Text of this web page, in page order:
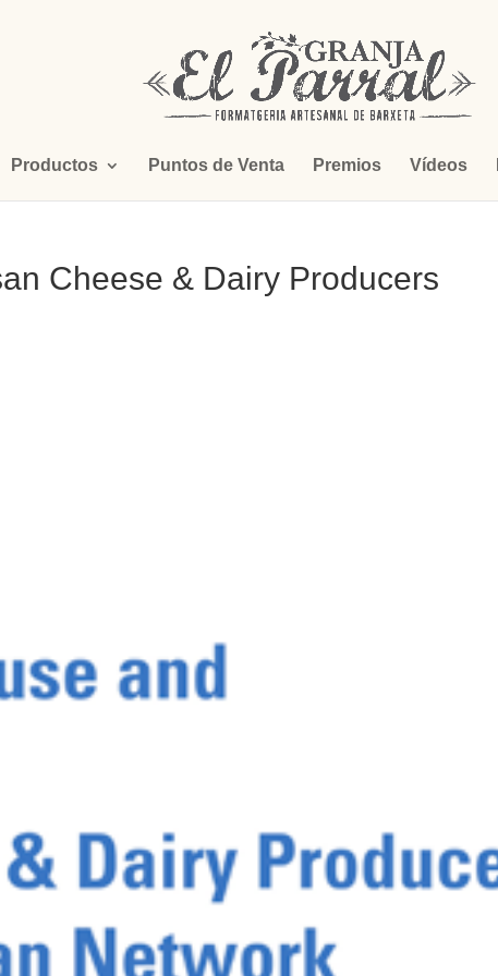
Productos Puntos de Venta Premios Vídeos
Cheese & Dairy Producers